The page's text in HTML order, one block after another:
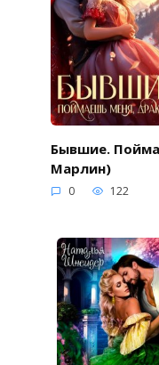
Бывшие.
Марлин)
0 122